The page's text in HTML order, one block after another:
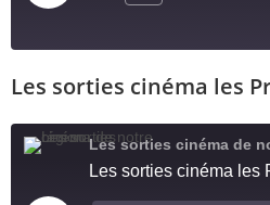
SHARE
LINK
Les sorties cinéma les
Les sorties cinéma de
Les sorties cinéma les